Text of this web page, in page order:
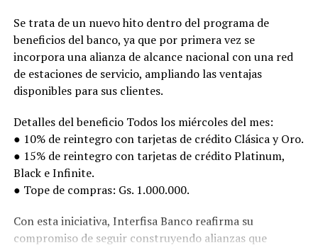
Se trata de un nuevo hito dentro del programa de
beneficios del banco, ya que por primera vez se
incorpora una alianza de alcance nacional con una red
de estaciones de servicio, ampliando las ventajas
disponibles para sus clientes.
Detalles del beneficio Todos los miércoles del mes:
● 10% de reintegro con tarjetas de crédito Clásica y Oro.
● 15% de reintegro con tarjetas de crédito Platinum,
Black e Infinite.
● Tope de compras: Gs. 1.000.000.
Con esta iniciativa, Interfisa Banco reafirma su
compromiso de seguir construyendo alianzas que